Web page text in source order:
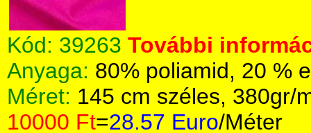
Kód: 39263 További
Anyaga: 80% poliamid, 20 %
Méret: 145 cm széles, 380gr/
10000 Ft=28.57 Euro/Méter